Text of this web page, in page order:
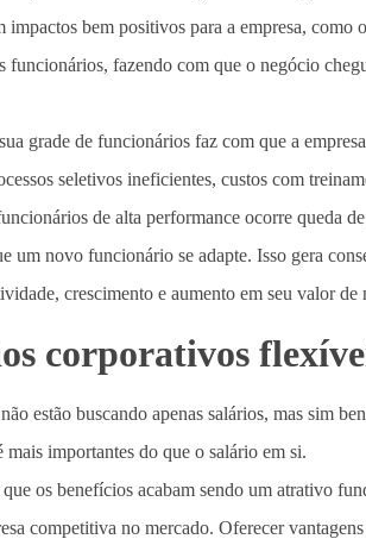
impactos bem positivos para a empresa, como
funcionários, fazendo com que o negócio
grade de funcionários faz com que a
seletivos ineficientes, custos com
de alta performance ocorre queda
um novo funcionário se adapte. Isso gera
crescimento e aumento em seu valor de
corporativos
estão buscando apenas salários, mas sim
mais importantes do que o salário em si.
os benefícios acabam sendo um atrativo
competitiva no mercado. Oferecer